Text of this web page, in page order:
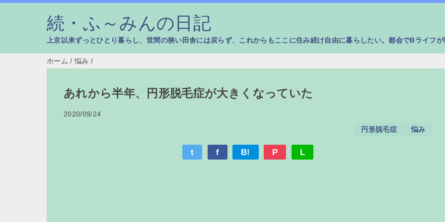
続・ふ～みんの日記
上京以来ずっとひとり暮らし、世間の狭い田舎には戻らず、これからもここに住み続け自由に暮らしたい。都会でBライフ
ホーム /悩み /
あれから半年、円形脱毛症が大きくなっていた
2020/09/24
円形脱毛症 悩み
t f B! P L